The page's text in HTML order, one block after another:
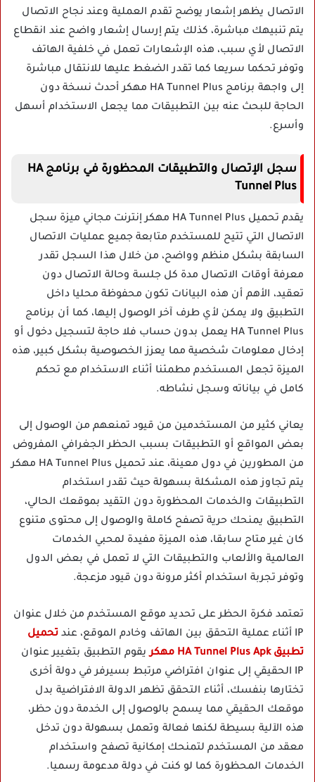
الاتصال يظهر إشعار يوضح تقدم العملية وعند نجاح الاتصال
يتم تنبيهك مباشرة، كذلك يتم إرسال إشعار واضح عند انقطاع
الاتصال لأي سبب، هذه الإشعارات تعمل في خلفية الهاتف
وتوفر تحكما سريعا كما تقدر الضغط عليها للانتقال مباشرة
إلى واجهة برنامج HA Tunnel Plus مهكر أحدث نسخة دون
الحاجة للبحث عنه بين التطبيقات مما يجعل الاستخدام أسهل
وأسرع.
سجل الإتصال والتطبيقات المحظورة في برنامج HA
Tunnel Plus
يقدم تحميل HA Tunnel Plus مهكر إنترنت مجاني ميزة سجل
الاتصال التي تتيح للمستخدم متابعة جميع عمليات الاتصال
السابقة بشكل منظم وواضح، من خلال هذا السجل تقدر
معرفة أوقات الاتصال مدة كل جلسة وحالة الاتصال دون
تعقيد، الأهم أن هذه البيانات تكون محفوظة محليا داخل
التطبيق ولا يمكن لأي طرف آخر الوصول إليها، كما أن برنامج
HA Tunnel Plus يعمل بدون حساب فلا حاجة لتسجيل دخول أو
إدخال معلومات شخصية مما يعزز الخصوصية بشكل كبير، هذه
الميزة تجعل المستخدم مطمئنا أثناء الاستخدام مع تحكم
كامل في بياناته وسجل نشاطه.
يعاني كثير من المستخدمين من قيود تمنعهم من الوصول إلى
بعض المواقع أو التطبيقات بسبب الحظر الجغرافي المفروض
من المطورين في دول معينة، عند تحميل HA Tunnel Plus مهكر
يتم تجاوز هذه المشكلة بسهولة حيث تقدر استخدام
التطبيقات والخدمات المحظورة دون التقيد بموقعك الحالي،
التطبيق يمنحك حرية تصفح كاملة والوصول إلى محتوى متنوع
كان غير متاح سابقا، هذه الميزة مفيدة لمحبي الخدمات
العالمية والألعاب والتطبيقات التي لا تعمل في بعض الدول
وتوفر تجربة استخدام أكثر مرونة دون قيود مزعجة.
تعتمد فكرة الحظر على تحديد موقع المستخدم من خلال عنوان
IP أثناء عملية التحقق بين الهاتف وخادم الموقع، عند
تحميل
تطبيق HA Tunnel Plus Apk مهكر
يقوم التطبيق بتغيير عنوان
IP الحقيقي إلى عنوان افتراضي مرتبط بسيرفر في دولة أخرى
تختارها بنفسك، أثناء التحقق تظهر الدولة الافتراضية بدل
موقعك الحقيقي مما يسمح بالوصول إلى الخدمة دون حظر،
هذه الآلية بسيطة لكنها فعالة وتعمل بسهولة دون تدخل
معقد من المستخدم لتمنحك إمكانية تصفح واستخدام
الخدمات المحظورة كما لو كنت في دولة مدعومة رسميا.